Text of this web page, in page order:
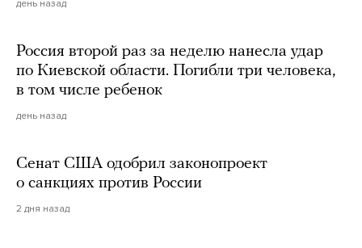
день назад
Россия второй раз за неделю нанесла удар
по Киевской области. Погибли три человека,
в том числе ребенок
день назад
Сенат США одобрил законопроект
о санкциях против России
2 дня назад